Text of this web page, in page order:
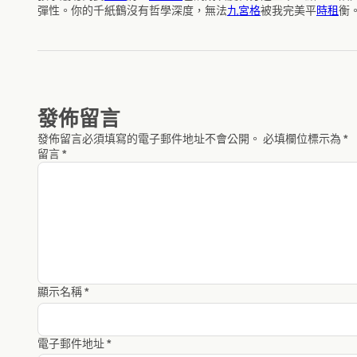
彈性。你的千紙鶴沒有哲學深度，無法九宮格被我完美平時租衡
發佈留言
發佈留言必須填寫的電子郵件地址不會公開。 必填欄位標示為 *
留言*
顯示名稱*
電子郵件地址*